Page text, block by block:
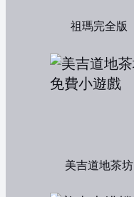
祖瑪完全版
美吉道地茶坊